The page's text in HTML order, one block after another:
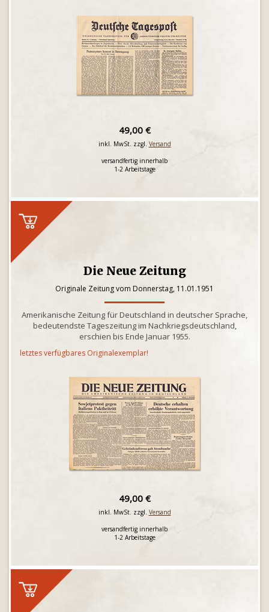
49,00 €
inkl. MwSt. zzgl. Versand
versandfertig innerhalb
1-2 Arbeitstage
Die Neue Zeitung
Originale Zeitung vom Donnerstag, 11.01.1951
Amerikanische Zeitung für Deutschland in deutscher Sprache,
bedeutendste Tageszeitung im Nachkriegsdeutschland,
erschien bis Ende Januar 1955.
letztes verfügbares Originalexemplar!
49,00 €
inkl. MwSt. zzgl. Versand
versandfertig innerhalb
1-2 Arbeitstage